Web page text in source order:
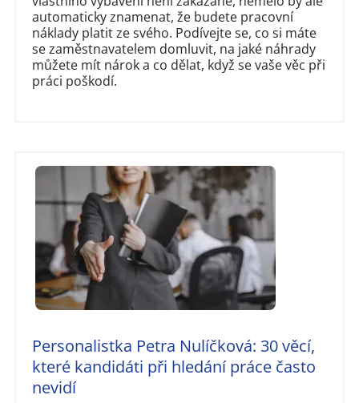
automaticky znamenat, že budete pracovní
náklady platit ze svého. Podívejte se, co si máte
se zaměstnavatelem domluvit, na jaké náhrady
můžete mít nárok a co dělat, když se vaše věc při
práci poškodí.
Personalistka Petra Nulíčková: 30 věcí,
které kandidáti při hledání práce často
nevidí